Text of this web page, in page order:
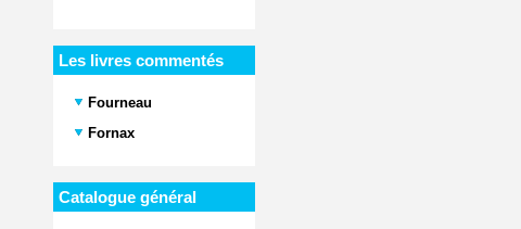
Les livres commentés
Fourneau
Fornax
Catalogue général